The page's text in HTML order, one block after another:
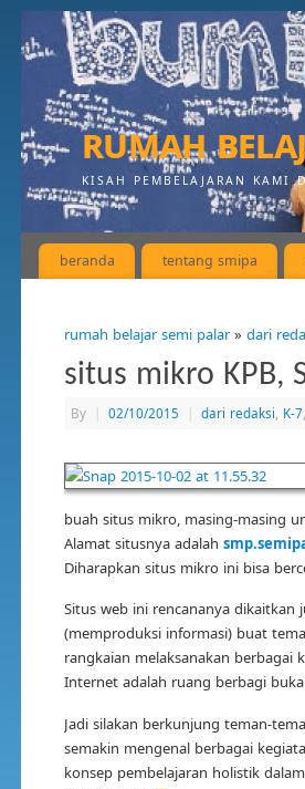
rumah
KISAH PEMBELAJARAN KAMI
beranda tentang smipa
rumah belajar semi palar» dari
situs mikro KPB,
By | 02/10/2015 | dari redaksi K-7
buah situs mikro, masing-masing
Alamat situsnya adalah
Diharapkan situs mikro ini bisa
Situs web ini rencananya dikaitkan
(memproduksi informasi) buat
rangkaian melaksanakan berbagai
Internet adalah ruang berbagi
Jadi silakan berkunjung teman-
semakin mengenal berbagai
konsep pembelajaran holistik